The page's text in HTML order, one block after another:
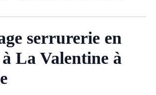
serrurerie en
La Valentine à